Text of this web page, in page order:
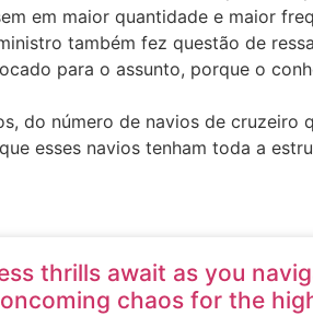
em maior quantidade e maior
também fez questão de
para o assunto, porque o
do número de navios de cruzeiro
esses navios tenham toda a
thrills await as you
chaos for the